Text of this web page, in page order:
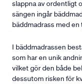
slappna av ordentligt
sängen ingår
bäddmadrass med en
I bäddmadrassen
som har en unik
vilket gör den både
dessutom risken för